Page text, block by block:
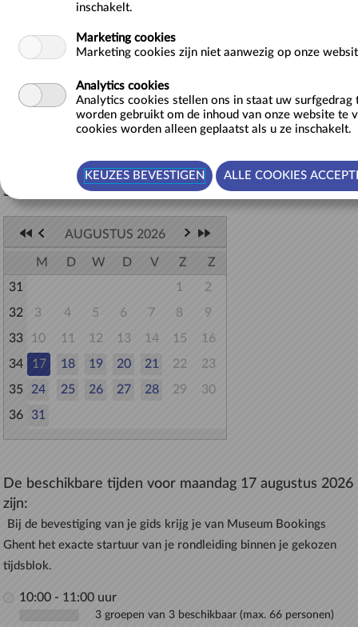
BE
Minimum 10 dagen op voorhand reserveren
Selecteer een datum
AUGUSTUS 2026
M D W D V Z
Z
31
1
2
32
3 4 5 6 7 8
9
33
10 11 12 13 14 15
16
34
17 18 19 20 21 22
23
35
24 25 26 27 28 29
30
36
31
De beschikbare tijden voor maandag 17 augustus 2026
zijn:
Bij de bevestiging van je gids krijg je van Museum Bookings
Ghent het exacte startuur van je rondleiding binnen je gekozen
tijdsblok.
10:00 - 11:00 uur
3 groepen van 3 beschikbaar (max. 66 personen)
inschakelt.
Marketing cookies
Marketing cookies zijn niet aanwezig op onze
Analytics cookies
Analytics cookies stellen ons in staat uw surfgedrag
worden gebruikt om de inhoud van onze website te
cookies worden alleen geplaatst als u ze inschakelt.